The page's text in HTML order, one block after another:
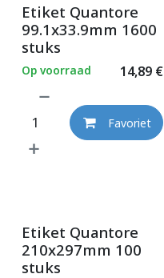
Etiket Quantore
99.1x33.9mm 1600
stuks
14,89€
Op voorraad
Favoriet
Etiket Quantore
210x297mm 100
stuks